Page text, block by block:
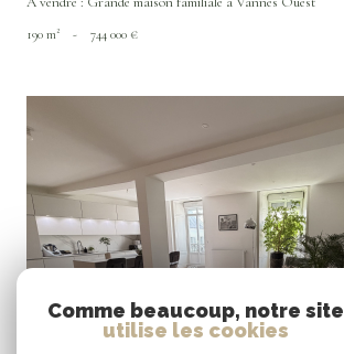
190 m² - 744 000 €
VOIR LE BIEN
Comme beaucoup, notre site
utilise les cookies